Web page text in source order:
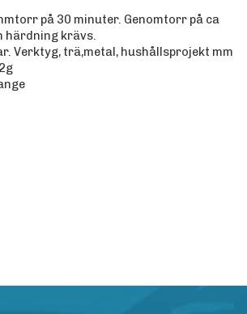
på 30 minuter. Genomtorr på ca
härdning krävs.
Verktyg, trä,metal, hushållsprojekt mm